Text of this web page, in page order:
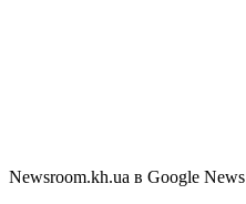
Newsroom.kh.ua в Google News